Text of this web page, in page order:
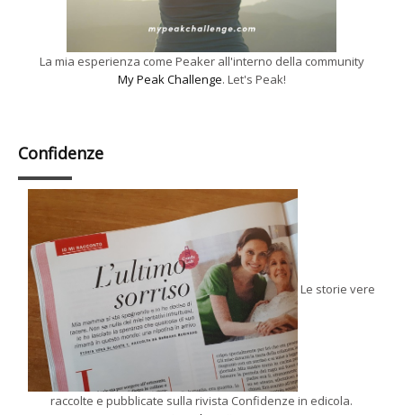
La mia esperienza come Peaker all'interno della community
My Peak Challenge. Let's Peak!
Confidenze
Le storie vere
raccolte e pubblicate sulla rivista Confidenze in edicola.